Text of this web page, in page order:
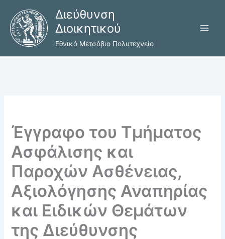
περιεχόμενο
Διεύθυνση
Διοικητικού
Εθνικό Μετσόβιο Πολυτεχνείο
Έγγραφο του Τμήματος
Ασφάλισης και
Παροχών Ασθένειας,
Αξιολόγησης Αναπηρίας
και Ειδικών Θεμάτων
της Διεύθυνσης